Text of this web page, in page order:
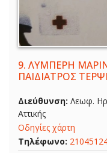
9. ΛΥΜΠΕΡΗ
ΠΑΙΔΙΑΤΡΟΣ
Διεύθυνση: Λεωφ.
Αττικής
Οδηγίες χάρτη
Τηλέφωνο: